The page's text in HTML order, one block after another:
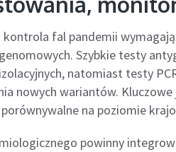
kontrola fal pandemii
Szybkie testy
natomiast testy
nowych wariantów.
porównywalne na poziomie
powinny